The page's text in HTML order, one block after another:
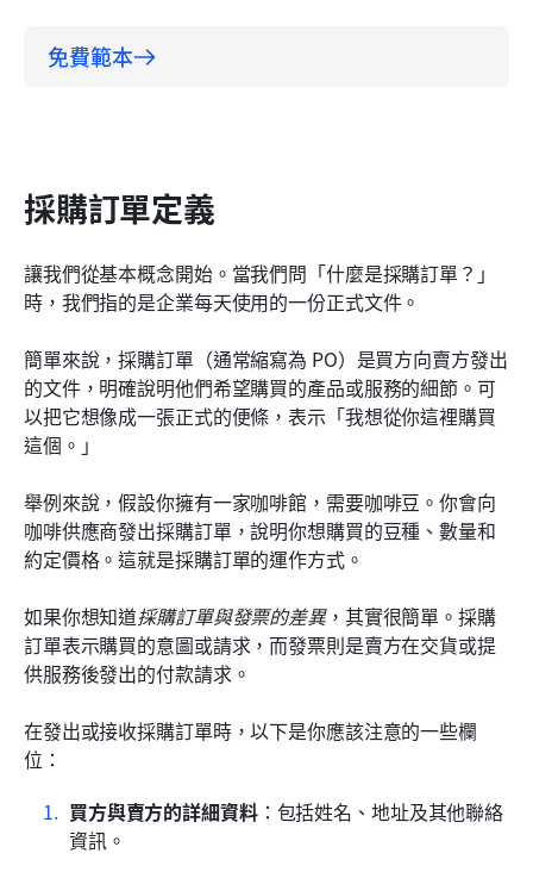
免費範本
採購訂單定義
讓我們從基本概念開始。當我們問「什麼是採購訂單？」
時，我們指的是企業每天使用的一份正式文件。
簡單來說，採購訂單（通常縮寫為 PO）是買方向賣方發出
的文件，明確說明他們希望購買的產品或服務的細節。可
以把它想像成一張正式的便條，表示「我想從你這裡購買
這個。」
舉例來說，假設你擁有一家咖啡館，需要咖啡豆。你會向
咖啡供應商發出採購訂單，說明你想購買的豆種、數量和
約定價格。這就是採購訂單的運作方式。
如果你想知道採購訂單與發票的差異，其實很簡單。採購
訂單表示購買的意圖或請求，而發票則是賣方在交貨或提
供服務後發出的付款請求。
在發出或接收採購訂單時，以下是你應該注意的一些欄
位：
買方與賣方的詳細資料：包括姓名、地址及其他聯絡
資訊。